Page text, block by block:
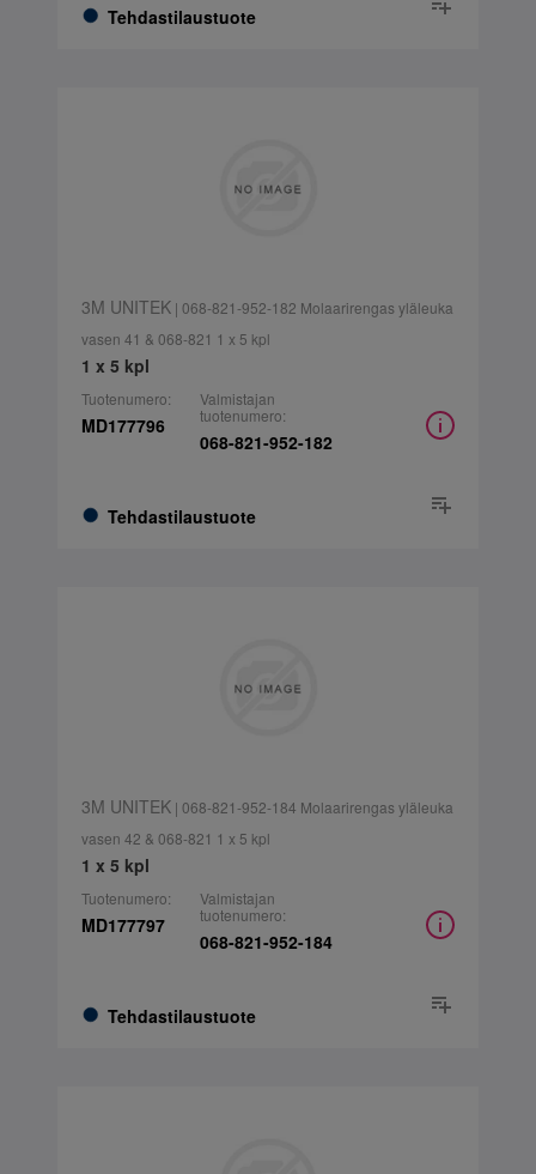
Tehdastilaustuote
3M UNITEK| 068-821-952-182 Molaarirengas yläleuka
vasen 41 & 068-821 1 x 5 kpl
1 x 5 kpl
Tuotenumero:
MD177796
Tehdastilaustuote
Valmistajan
tuotenumero:
068-821-952-182
3M UNITEK| 068-821-952-184 Molaarirengas yläleuka
vasen 42 & 068-821 1 x 5 kpl
1 x 5 kpl
Tuotenumero:
MD177797
Tehdastilaustuote
Valmistajan
tuotenumero:
068-821-952-184